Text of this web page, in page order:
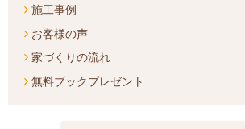
施工事例
お客様の声
家づくりの流れ
無料ブックプレゼント